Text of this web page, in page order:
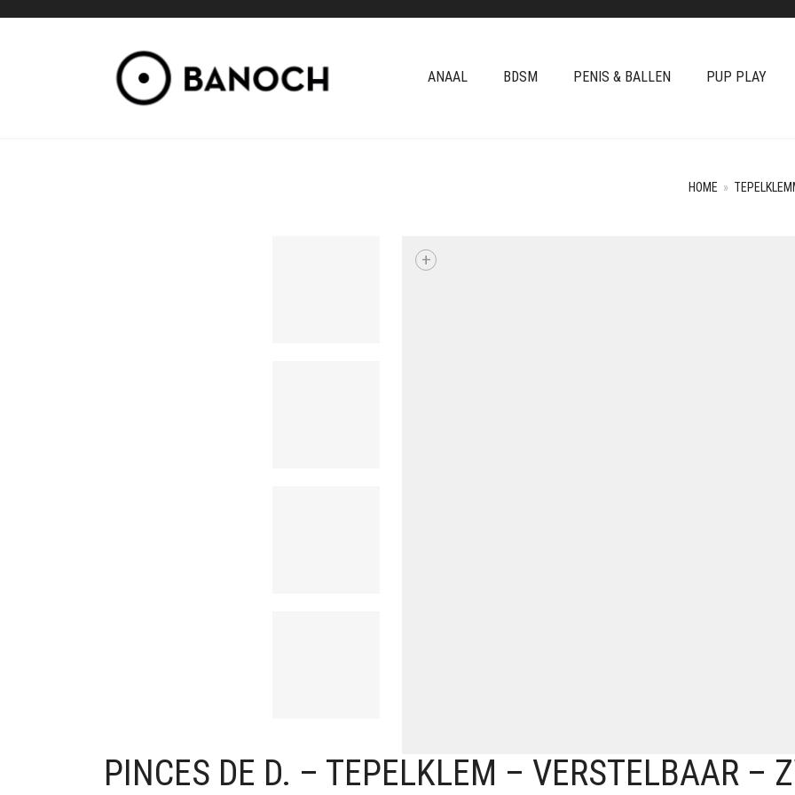
ANAAL BDSM PENIS & BALLEN PUP PLAY
HOME »
+
PINCES DE D. – TEPELKLEM – VERSTELBAAR –